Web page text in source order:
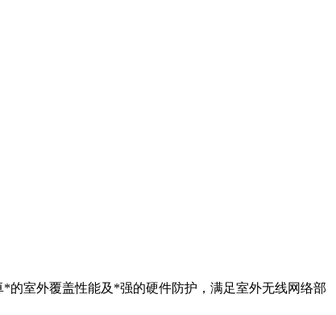
*的室外覆盖性能及*强的硬件防护，满足室外无线网络部